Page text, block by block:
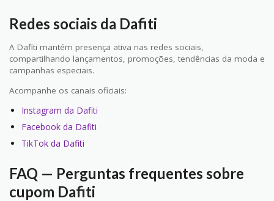
Redes sociais da Dafiti
A Dafiti mantém presença ativa nas redes sociais,
compartilhando lançamentos, promoções, tendências da moda e
campanhas especiais.
Acompanhe os canais oficiais:
Instagram da Dafiti
Facebook da Dafiti
TikTok da Dafiti
FAQ — Perguntas frequentes sobre
cupom Dafiti